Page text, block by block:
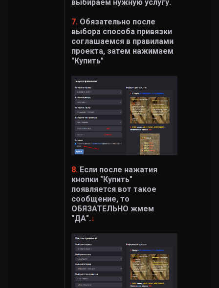
выбираем нужную услугу.
7. Обязательно после
выбора способа привязки
соглашаемся в правилами
проекта, затем нажимаем
"Купить"
8. Если после нажатия
кнопки "Купить"
появляется вот такое
сообщение, то
ОБЯЗАТЕЛЬНО жмем
"ДА".↓